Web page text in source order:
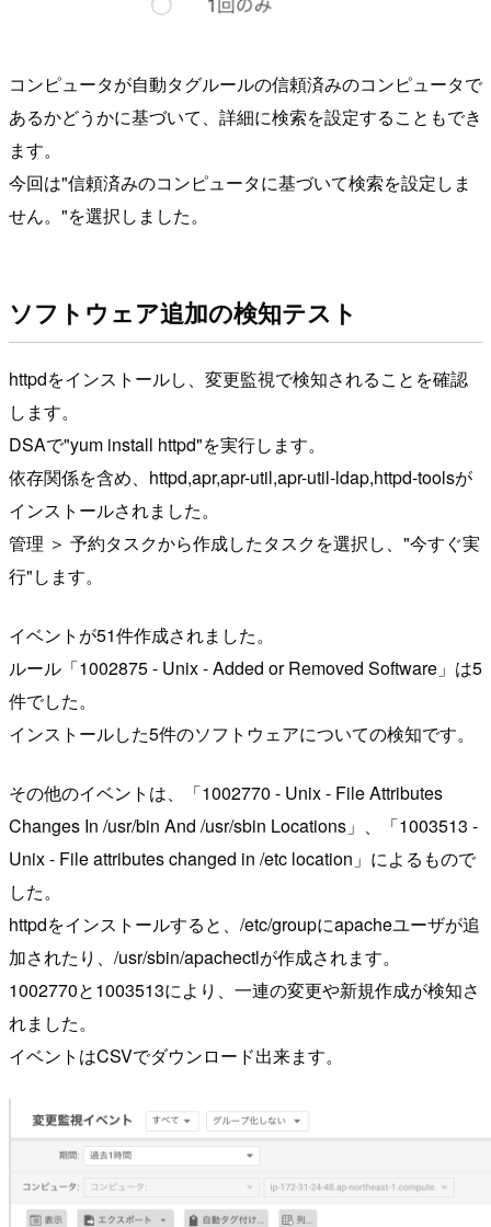
コンピュータが自動タグルールの信頼済みのコンピュータで
あるかどうかに基づいて、詳細に検索を設定することもでき
ます。
今回は"信頼済みのコンピュータに基づいて検索を設定しま
せん。"を選択しました。
ソフトウェア追加の検知テスト
httpdをインストールし、変更監視で検知されることを確認
します。
DSAで"yum install httpd"を実行します。
依存関係を含め、httpd,apr,apr-util,apr-util-ldap,httpd-toolsが
インストールされました。
管理 ＞ 予約タスクから作成したタスクを選択し、"今すぐ実
行"します。
イベントが51件作成されました。
ルール「1002875 - Unix - Added or Removed Software」は5
件でした。
インストールした5件のソフトウェアについての検知です。
その他のイベントは、「1002770 - Unix - File Attributes
Changes In /usr/bin And /usr/sbin Locations」、「1003513 -
Unix - File attributes changed in /etc location」によるもので
した。
httpdをインストールすると、/etc/groupにapacheユーザが追
加されたり、/usr/sbin/apachectlが作成されます。
1002770と1003513により、一連の変更や新規作成が検知さ
れました。
イベントはCSVでダウンロード出来ます。